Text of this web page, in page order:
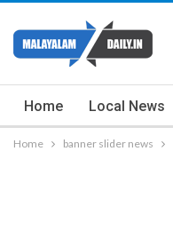
Home Local News
Home banner slider news